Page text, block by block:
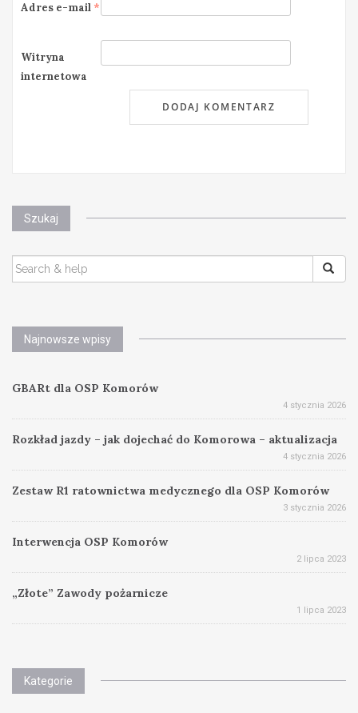
Adres e-mail *
Witryna
internetowa
Szukaj
SEARCH
FOR:
Najnowsze wpisy
GBARt dla OSP Komorów
4 stycznia 2026
Rozkład jazdy – jak dojechać do Komorowa – aktualizacja
4 stycznia 2026
Zestaw R1 ratownictwa medycznego dla OSP Komorów
3 stycznia 2026
Interwencja OSP Komorów
2 lipca 2023
„Złote” Zawody pożarnicze
1 lipca 2023
Kategorie